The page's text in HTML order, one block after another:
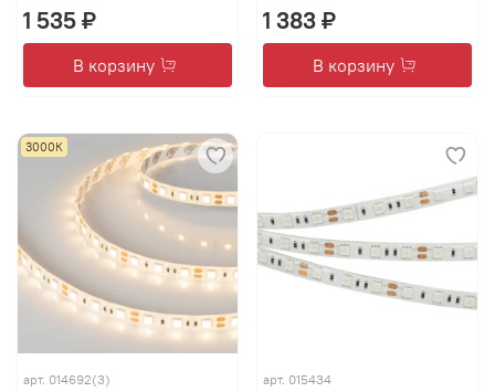
1 535 ₽
В корзину
1 383 ₽
В корзину
3000К
арт. 014692(3) арт. 015434